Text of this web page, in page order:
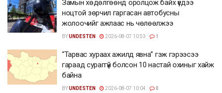
Замын хөдөлгөөнд оролцож байх үедээ
ноцтой зөрчил гаргасан автобусны
жолоочийг ажлаас нь чөлөөлжээ
BYUNDESTEN 2026-08-07 10:53 1
“Тарвас хураах ажилд явна” гэж гэрээсээ
гараад сураггүй болсон 10 настай охиныг хайж
байна
BYUNDESTEN 2026-08-07 10:04 0